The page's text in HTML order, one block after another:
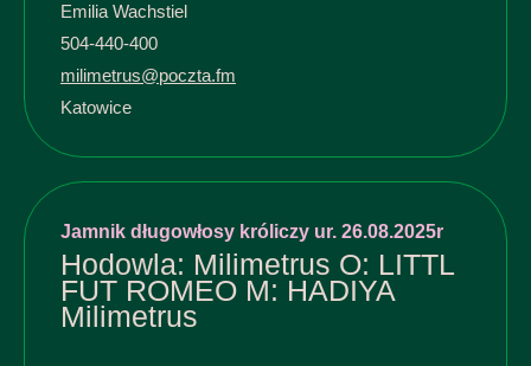
Emilia Wachstiel
504-440-400
milimetrus@poczta.fm
Katowice
Jamnik długowłosy króliczy ur. 26.08.2025r
Hodowla: Milimetrus O: LITTL
FUT ROMEO M: HADIYA
Milimetrus